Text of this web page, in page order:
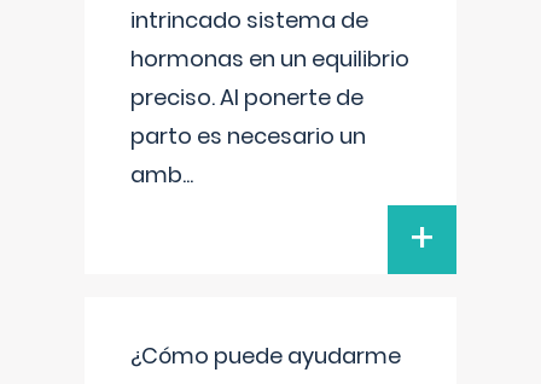
intrincado sistema de
hormonas en un equilibrio
preciso. Al ponerte de
parto es necesario un
amb...
+
¿Cómo puede ayudarme